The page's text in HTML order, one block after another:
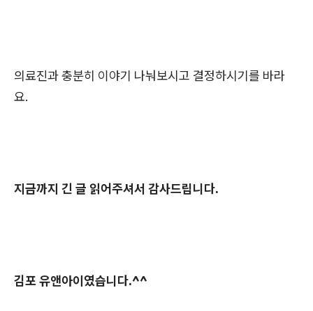
의료진과 충분히 이야기 나눠보시고 결정하시기를 바라
요.
지금까지 긴 글 읽어주셔서 감사드립니다.
김포 유앤아이였습니다.^^